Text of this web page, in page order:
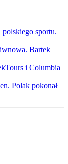
polskiego sportu.
Bartek
i Columbia
Polak pokonał